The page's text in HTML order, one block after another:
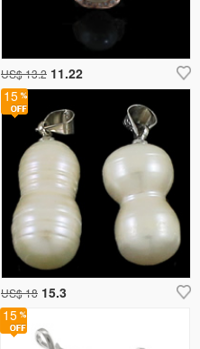
US$ 13.2 11.22
15
US$ 18 15.3
15